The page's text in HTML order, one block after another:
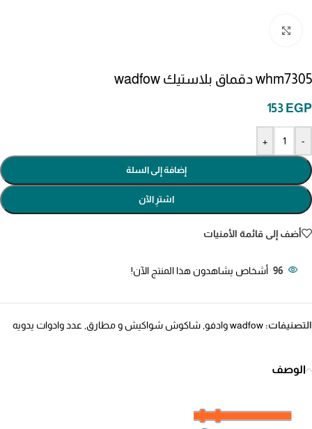
whm7305 دقماق بلاستيك wadfow
153 EGP
-
+
إضافة إلى السلة
اشترِ الآن
أضف إلى قائمة الأمنيات
96 أشخاص يشاهدون هذا المنتج الآن!
التصنيفات: wadfow وادفو شاكوش شواكيش و مطارق عدد وادوات يدويه
الوصف